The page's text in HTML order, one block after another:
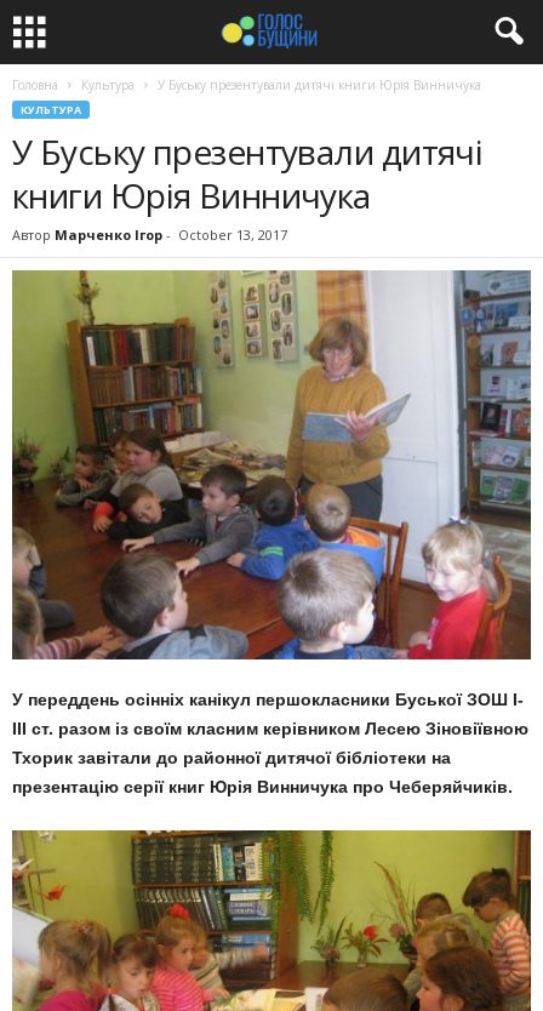
Головна Культура У Буську презентували дитячі книги Юрія Винничука
КУЛЬТУРА
У Буську презентували дитячі
книги Юрія Винничука
Автор Марченко Ігор - October 13, 2017
У переддень осінніх канікул першокласники Буської ЗОШ І-
ІІІ ст. разом із своїм класним керівником Лесею Зіновіївною
Тхорик завітали до районної дитячої бібліотеки на
презентацію серії книг Юрія Винничука про Чеберяйчиків.